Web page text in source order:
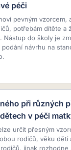
péči
pevným vzorcem,
potřebám dítěte a
Nástup do školy je
návrhu na
při různých
v péči
určit přesným
rodičů, věku dětí
jinak rozhodne